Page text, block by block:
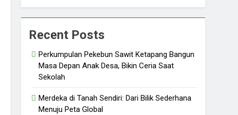
Recent Posts
Perkumpulan Pekebun Sawit Ketapang Bangun
Masa Depan Anak Desa, Bikin Ceria Saat
Sekolah
Merdeka di Tanah Sendiri: Dari Bilik Sederhana
Menuju Peta Global